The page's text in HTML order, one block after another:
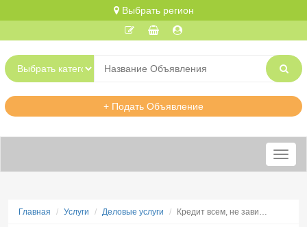
Выбрать регион
+ Подать Объявление
Меню
Главная Услуги Деловые услуги Кредит всем, не зави…